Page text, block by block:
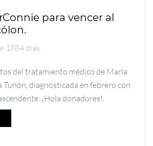
para vencer al
1884 días.
del tratamiento médico de María
Tuñón, diagnosticada en febrero con
¡Hola donadores!.